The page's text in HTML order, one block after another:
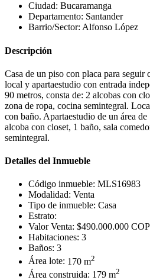
Ciudad: Bucaramanga
Departamento: Santander
Barrio/Sector: Alfonso López
Descripción
Casa de un piso con placa para seguir
local y apartaestudio con entrada
90 metros, consta de: 2 alcobas con
zona de ropa, cocina semintegral.
con baño. Apartaestudio de un área de
alcoba con closet, 1 baño, sala
semintegral.
Detalles del Inmueble
Código inmueble: MLS16983
Modalidad: Venta
Tipo de inmueble: Casa
Estrato:
Valor Venta: $490.000.000 COP
Habitaciones: 3
Baños: 3
Área lote: 170 m2
Área construida: 179 m2